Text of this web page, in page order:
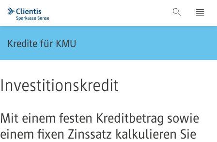
Kredite für KMU
Investitionskredit
Mit einem festen Kreditbetrag sowie
einem fixen Zinssatz kalkulieren Sie